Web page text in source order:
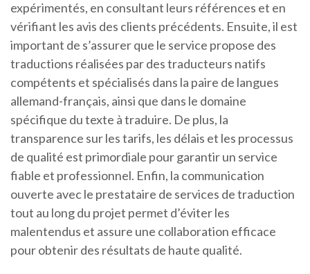
expérimentés, en consultant leurs références et en
vérifiant les avis des clients précédents. Ensuite, il est
important de s’assurer que le service propose des
traductions réalisées par des traducteurs natifs
compétents et spécialisés dans la paire de langues
allemand-français, ainsi que dans le domaine
spécifique du texte à traduire. De plus, la
transparence sur les tarifs, les délais et les processus
de qualité est primordiale pour garantir un service
fiable et professionnel. Enfin, la communication
ouverte avec le prestataire de services de traduction
tout au long du projet permet d’éviter les
malentendus et assure une collaboration efficace
pour obtenir des résultats de haute qualité.